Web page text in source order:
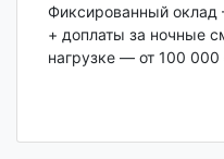
Фиксированный
+ доплаты за ночные
нагрузке — от 100 000